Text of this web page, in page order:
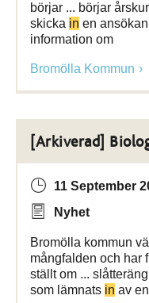
börjar ... börjar
skicka in en
information om
Bromölla Kommun
[Arkiverad]
11 September
Nyhet
Bromölla kommun
mångfalden och har
ställt om ...
som lämnats in av